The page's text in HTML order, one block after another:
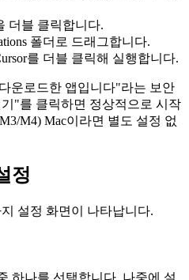
더블 클릭합니다.
폴더로 드래그합니다.
를 더블 클릭해 실행합니다.
운로드한 앱입니다"라는 보안
"를 클릭하면 정상적으로 시작
M4) Mac이라면 별도 설정 없
정
설정 화면이 나타납니다.
하나를 선택합니다. 나중에 설